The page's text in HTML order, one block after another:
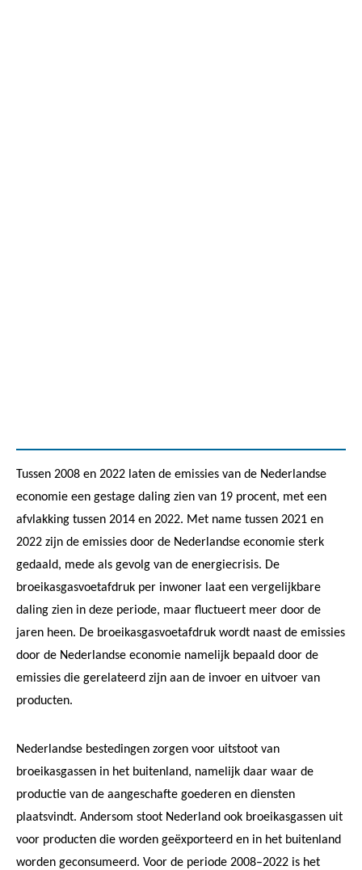
Tussen 2008 en 2022 laten de emissies van de Nederlandse
economie een gestage daling zien van 19 procent, met een
afvlakking tussen 2014 en 2022. Met name tussen 2021 en
2022 zijn de emissies door de Nederlandse economie sterk
gedaald, mede als gevolg van de energiecrisis. De
broeikasgasvoetafdruk per inwoner laat een vergelijkbare
daling zien in deze periode, maar fluctueert meer door de
jaren heen. De broeikasgasvoetafdruk wordt naast de emissies
door de Nederlandse economie namelijk bepaald door de
emissies die gerelateerd zijn aan de invoer en uitvoer van
producten.
Nederlandse bestedingen zorgen voor uitstoot van
broeikasgassen in het buitenland, namelijk daar waar de
productie van de aangeschafte goederen en diensten
plaatsvindt. Andersom stoot Nederland ook broeikasgassen uit
voor producten die worden geëxporteerd en in het buitenland
worden geconsumeerd. Voor de periode 2008–2022 is het